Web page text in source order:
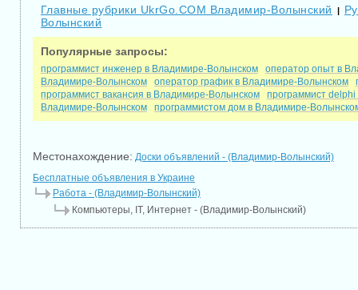
Главные рубрики UkrGo.COM Владимир-Волынский |
Волынский
Популярные запросы:
программист инженер в Владимире-Волынском
оператор опыт в
Владимире-Волынском
оператор график в Владимире-Волынском
программист вакансия в Владимире-Волынском
программист
Владимире-Волынском
программистом дом в Владимире-
Местонахождение: Доски объявлений - (Владимир-Волынский)
Бесплатные объявления в Украине
Работа - (Владимир-Волынский)
Компьютеры, IT, Интернет - (Владимир-Волынский)